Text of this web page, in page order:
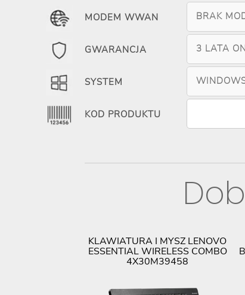
MODEM WWAN BRAK
GWARANCJA 3 LATA
SYSTEM
KOD PRODUKTU
KLAWIATURA I MYSZ LENOVO
ESSENTIAL WIRELESS COMBO
4X30M39458